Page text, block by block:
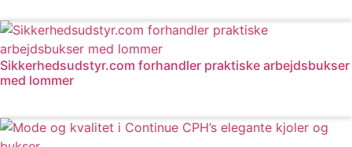
Sikkerhedsudstyr.com forhandler praktiske arbejdsbukser
med lommer